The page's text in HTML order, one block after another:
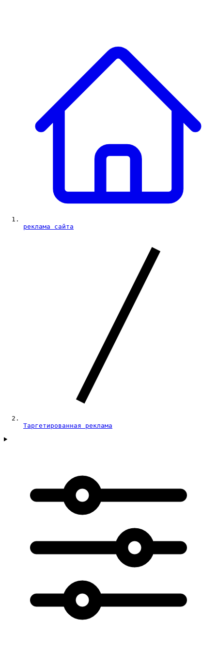
реклама сайта
Таргетированная реклама